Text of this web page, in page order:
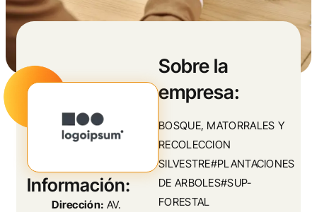
Sobre la
empresa:
BOSQUE, MATORRALES Y
RECOLECCION
SILVESTRE#PLANTACIONES
DE ARBOLES#SUP-
FORESTAL
Información:
Dirección: AV.